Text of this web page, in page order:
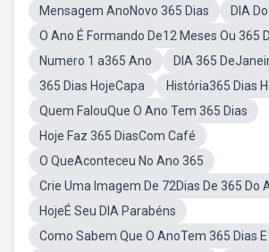
Mensagem AnoNovo 365 Dias
DIA
O Ano É Formando De12 Meses Ou 365
Numero 1 a365 Ano
DIA 365
365 Dias HojeCapa
História365 Dias
Quem FalouQue O Ano Tem 365 Dias
Hoje Faz 365 DiasCom Café
O QueAconteceu No Ano 365
Crie Uma Imagem De 72Dias De 365 Do
HojeÉ Seu DIA Parabéns
Como Sabem Que O AnoTem 365 Dias